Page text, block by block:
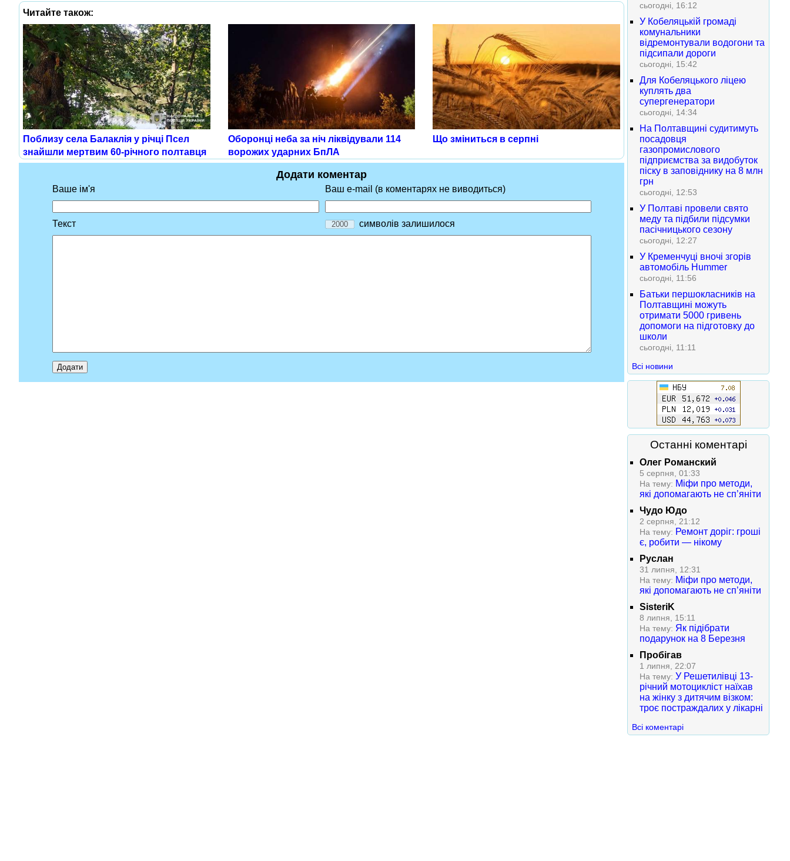
Читайте також:
Поблизу села Балаклія у річці Псел
знайшли мертвим 60-річного полтавця
Оборонці неба за ніч ліквідували 114
ворожих ударних БпЛА
Що зміниться в серпні
Додати коментар
Ваше ім'я Ваш e-mail (в коментарях не виводиться)
Текст символів залишилося
сьогодні, 16:12
У Кобеляцькій громаді
комунальники
відремонтували водогони та
підсипали дороги
сьогодні, 15:42
Для Кобеляцького ліцею
куплять два
супергенератори
сьогодні, 14:34
На Полтавщині судитимуть
посадовця
газопромислового
підприємства за видобуток
піску в заповіднику на 8 млн
грн
сьогодні, 12:53
У Полтаві провели свято
меду та підбили підсумки
пасічницького сезону
сьогодні, 12:27
У Кременчуці вночі згорів
автомобіль Hummer
сьогодні, 11:56
Батьки першокласників на
Полтавщині можуть
отримати 5000 гривень
допомоги на підготовку до
школи
сьогодні, 11:11
Всі новини
Останні коментарі
Олег Романский
5 серпня, 01:33
На тему: Міфи про методи,
які допомагають не сп’яніти
Чудо Юдо
2 серпня, 21:12
На тему: Ремонт доріг: гроші
є, робити — нікому
Руслан
31 липня, 12:31
На тему: Міфи про методи,
які допомагають не сп’яніти
SisteriK
8 липня, 15:11
На тему: Як підібрати
подарунок на 8 Березня
Пробігав
1 липня, 22:07
На тему: У Решетилівці 13-
річний мотоцикліст наїхав
на жінку з дитячим візком:
троє постраждалих у лікарні
Всі коментарі